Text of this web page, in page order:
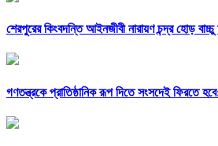
শেরপুরের কিংবদন্তি আইনজীবী নারায়ণ চন্দ্র হোড়
গণতন্ত্রকে প্রাতিষ্ঠানিক রূপ দিতে সংসদেই ফিরতে